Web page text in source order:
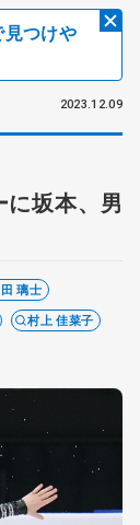
つけや
2023.12.09
坂本、男
璃士
村上 佳菜子